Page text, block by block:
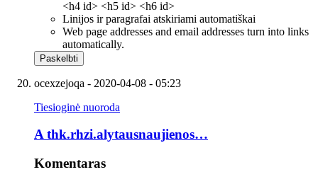
<h4 id> <h5 id> <h6 id>
Linijos ir paragrafai atskiriami automatiškai
Web page addresses and email addresses turn into links
automatically.
ocexzejoqa - 2020-04-08 - 05:23
Tiesioginė nuoroda
A thk.rhzi.alytausnaujienos…
Komentaras